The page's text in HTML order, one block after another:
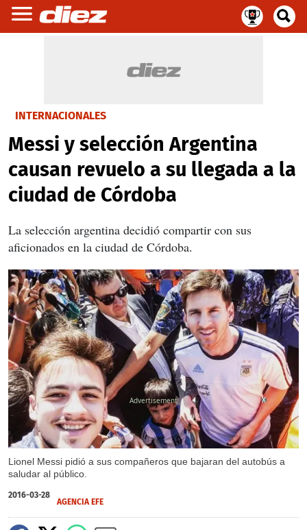
INTERNACIONALES
Messi y selección Argentina
causan revuelo a su llegada a la
ciudad de Córdoba
La selección argentina decidió compartir con sus
aficionados en la ciudad de Córdoba.
Lionel Messi pidió a sus compañeros que bajaran del autobús a
saludar al público.
X
X
2016-03-28
AGENCIA EFE